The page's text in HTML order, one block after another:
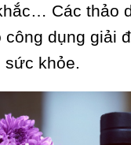
Các thảo
công dụng giải
sức khỏe.